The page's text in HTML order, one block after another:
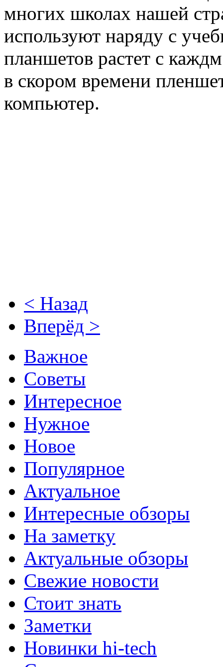
многих школах нашей
используют наряду с
планшетов растет с
в скором времени
компьютер.
< Назад
Вперёд >
Важное
Советы
Интересное
Нужное
Новое
Популярное
Актуальное
Интересные обзоры
На заметку
Актуальные обзоры
Свежие новости
Стоит знать
Заметки
Новинки hi-tech